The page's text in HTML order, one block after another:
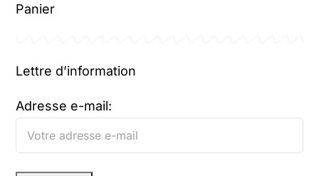
Panier
Lettre d’information
Adresse e-mail: